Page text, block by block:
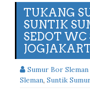
TUKANG
SUNTIK
SEDOT
Sumur Bor Sleman
Sleman, Suntik